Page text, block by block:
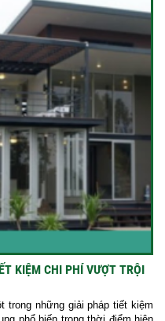
KIỆM CHI PHÍ VƯỢT TRỘI
trong những giải pháp tiết kiệm